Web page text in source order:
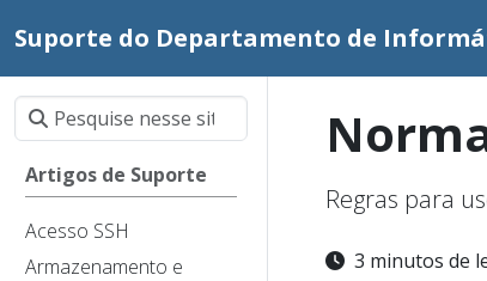
Suporte do Departamento de
Artigos de Suporte
Acesso SSH
Armazenamento e
Regras para
3 minutos de